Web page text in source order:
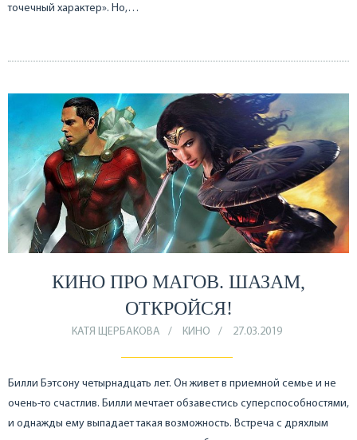
точечный характер». Но,…
КИНО ПРО МАГОВ. ШАЗАМ,
ОТКРОЙСЯ!
КАТЯ ЩЕРБАКОВА КИНО 27.03.2019
Билли Бэтсону четырнадцать лет. Он живет в приемной семье и не
очень-то счастлив. Билли мечтает обзавестись суперспособностями,
и однажды ему выпадает такая возможность. Встреча с дряхлым